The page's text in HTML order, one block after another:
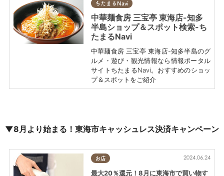
ちたまるNavi
中華麺食房 三宝亭 東海店-知多
半島ショップ＆スポット検索-ち
たまるNavi
中華麺食房 三宝亭 東海店-知多半島のグ
ルメ・遊び・観光情報なら情報ポータル
サイトちたまるNavi。おすすめのショッ
プ＆スポットをご紹介
▼8月より始まる！東海市キャッシュレス決済キャンペーン
お店 2024.06.24
最大20％還元！8月に東海市で買い物す